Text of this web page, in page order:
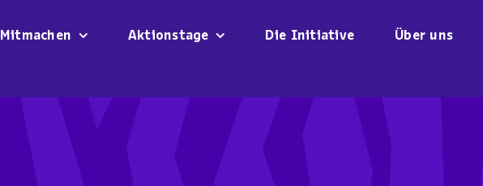
Mitmachen Aktionstage Die Initiative Über uns